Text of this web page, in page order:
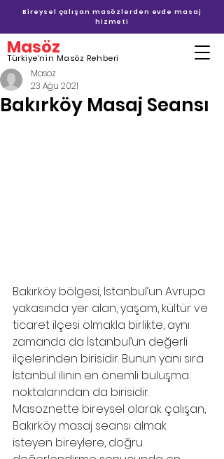
Bireysel çalışan masözlerden evde masaj
hizmeti
Masöz
Türkiye'nin Masöz Rehberi
Bakırköy Masaj Seansı
Masoz
23 Ağu 2021
Bakırköy bölgesi, İstanbul’un Avrupa
yakasında yer alan, yaşam, kültür ve
ticaret ilçesi olmakla birlikte, aynı
zamanda da İstanbul’un değerli
ilçelerinden birisidir. Bunun yanı sıra
İstanbul ilinin en önemli buluşma
noktalarından da birisidir.
Masoz.nette bireysel olarak çalışan,
Bakırköy masaj seansı almak
isteyen bireylere, doğru